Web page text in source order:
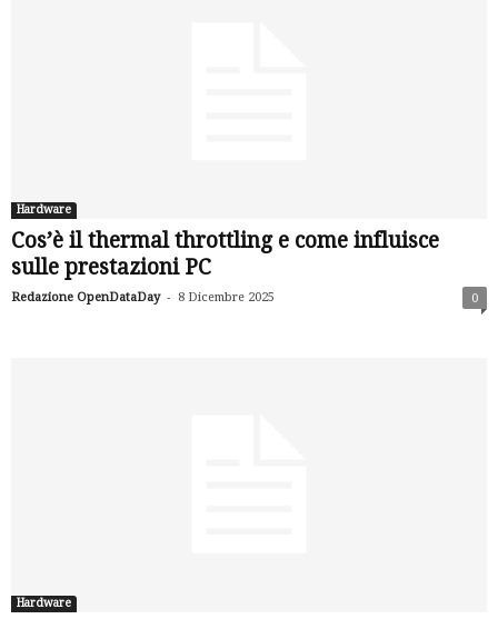
Hardware
Cos’è il thermal throttling e come influisce
sulle prestazioni PC
Redazione OpenDataDay - 8 Dicembre 2025 0
Hardware